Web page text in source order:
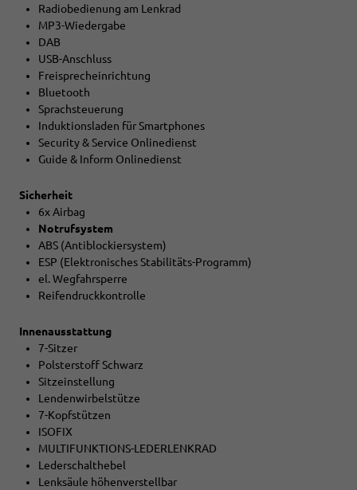
Radiobedienung am Lenkrad
MP3-Wiedergabe
DAB
USB-Anschluss
Freisprecheinrichtung
Bluetooth
Sprachsteuerung
Induktionsladen für Smartphones
Security & Service Onlinedienst
Guide & Inform Onlinedienst
Sicherheit
6x Airbag
Notrufsystem
ABS (Antiblockiersystem)
ESP (Elektronisches Stabilitäts-Programm)
el. Wegfahrsperre
Reifendruckkontrolle
Innenausstattung
7-Sitzer
Polsterstoff Schwarz
Sitzeinstellung
Lendenwirbelstütze
7-Kopfstützen
ISOFIX
MULTIFUNKTIONS-LEDERLENKRAD
Lederschalthebel
Lenksäule höhenverstellbar